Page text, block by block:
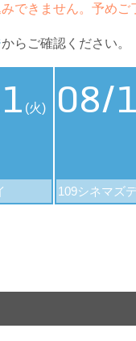
できません。予めご
からご確認ください。
(火) 08/
109シネマズ